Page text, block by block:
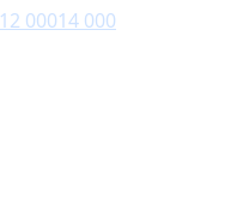
12 00014 000